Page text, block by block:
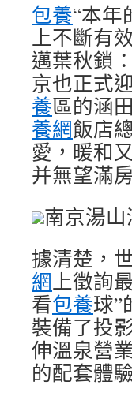
包養“本年
上不斷有
邁葉秋鎖
京也正式
養區的涵
養網飯店
愛，暖和
并無望滿
南京湯
據清楚，
網上徵詢
看包養球”
裝備了投
伸溫泉營
的配套體